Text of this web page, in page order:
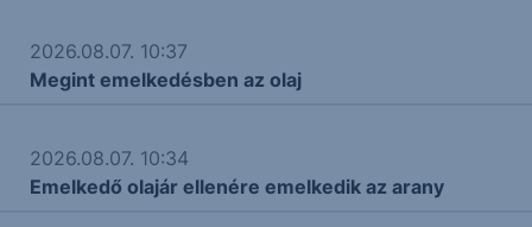
2026.08.07. 10:37
Megint emelkedésben az olaj
2026.08.07. 10:34
Emelkedő olajár ellenére emelkedik az arany